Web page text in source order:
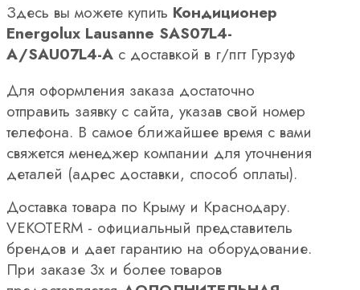
Здесь вы можете купить Кондиционер
Energolux Lausanne SAS07L4-
A/SAU07L4-A с доставкой в г/пгт Гурзуф
Для оформления заказа достаточно
отправить заявку с сайта, указав свой номер
телефона. В самое ближайшее время с вами
свяжется менеджер компании для уточнения
деталей (адрес доставки, способ оплаты).
Доставка товара по Крыму и Краснодару.
VEKOTERM - официальный представитель
брендов и дает гарантию на оборудование.
При заказе 3х и более товаров